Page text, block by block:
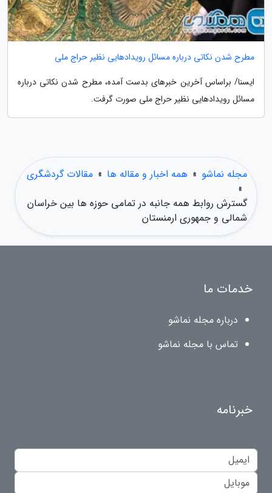
مطرح شدن نکاتی درباره مسائل رویدادهایی نظیر حراج ملی
ایسنا/ براساس آخرین خبرهای بدست آمده، مطرح شدن نکاتی درباره
مسائل رویدادهایی نظیر حراج ملی صورت گرفت.
مجله نماشو » همه اخبار و مقاله ها » مقالات گردشگری
»
گسترش روابط همه جانبه در تمامی حوزه ها بین خراسان
شمالی و جمهوری ارمنستان
خدمات ما
درباره مجله نماشو
تماس با مجله نماشو
خبرنامه